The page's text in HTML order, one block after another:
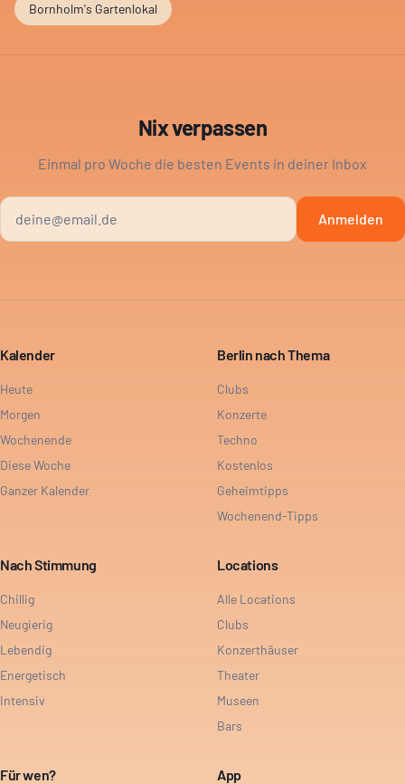
Bornholm's Gartenlokal
Nix verpassen
Einmal pro Woche die besten Events in deiner Inbox
Anmelden
Kalender
Heute
Morgen
Wochenende
Diese Woche
Ganzer Kalender
Berlin nach Thema
Clubs
Konzerte
Techno
Kostenlos
Geheimtipps
Wochenend-Tipps
Nach Stimmung
Chillig
Neugierig
Lebendig
Energetisch
Intensiv
Locations
Alle Locations
Clubs
Konzerthäuser
Theater
Museen
Bars
Für wen? App